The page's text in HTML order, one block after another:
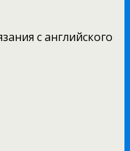
с английского